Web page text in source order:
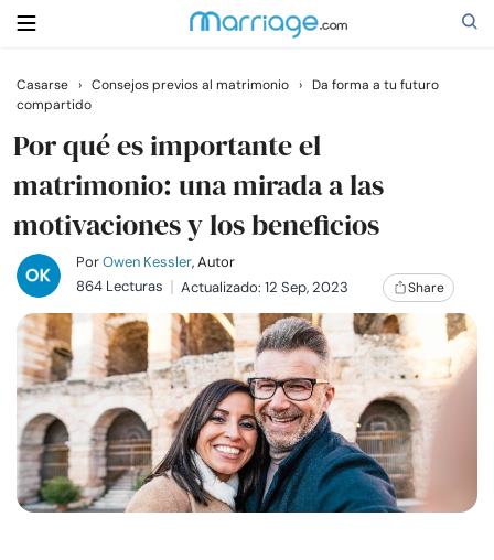
Buscar
Casarse
Relaciones
Familia
Ayuda
Cursos
Recursos
Casarse › Consejos previos al matrimonio ›
Da forma a tu futuro
compartido
Por qué es importante el
matrimonio: una mirada a las
motivaciones y los beneficios
PorOwen Kessler, Autor
864 Lecturas
Actualizado: 12 Sep, 2023 Share